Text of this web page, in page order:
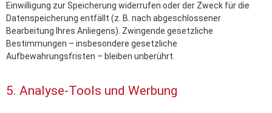
Einwilligung zur Speicherung widerrufen oder der Zweck für die
Datenspeicherung entfällt (z. B. nach abgeschlossener
Bearbeitung Ihres Anliegens). Zwingende gesetzliche
Bestimmungen – insbesondere gesetzliche
Aufbewahrungsfristen – bleiben unberührt.
5. Analyse-Tools und Werbung